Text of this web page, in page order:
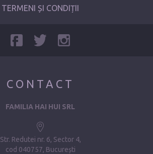
TERMENI ȘI CONDIȚII
CONTACT
FAMILIA HAI HUI SRL
Str. Redutei nr. 6, Sector 4
cod 040757, București